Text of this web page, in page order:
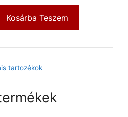
Kosárba Teszem
tartozékok